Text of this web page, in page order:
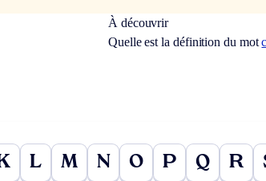
À découvrir
Quelle est la définition du mot
L M N O P Q R